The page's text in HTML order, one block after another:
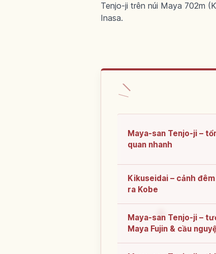
Tenjo-ji trên núi Maya 702m
Inasa.
Maya-san Tenjo-ji –
quan nhanh
Kikuseidai – cảnh
ra Kobe
Maya-san Tenjo-ji –
Maya Fujin & cầu